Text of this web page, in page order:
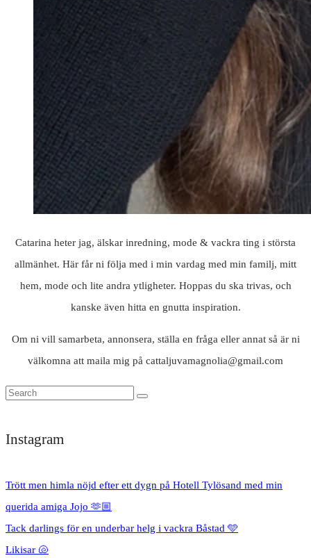
Catarina heter jag, älskar inredning, mode & vackra ting i största
allmänhet. Här får ni följa med i min vardag med min familj, mitt
hem, mode och lite andra ytligheter. Hoppas du ska trivas, och
kanske även hitta en gnutta inspiration.
Om ni vill samarbeta, annonsera, ställa en fråga eller annat så är ni
välkomna att maila mig på cattaljuvamagnolia@gmail.com
Instagram
Trött men himla nöjd efter ett dygn på Hotell Tylösand med min
querida amiga Jojo 🫶🏼
Tack darlings för en underbar helg i vackra Båstad 🩵
Likisar 🐚